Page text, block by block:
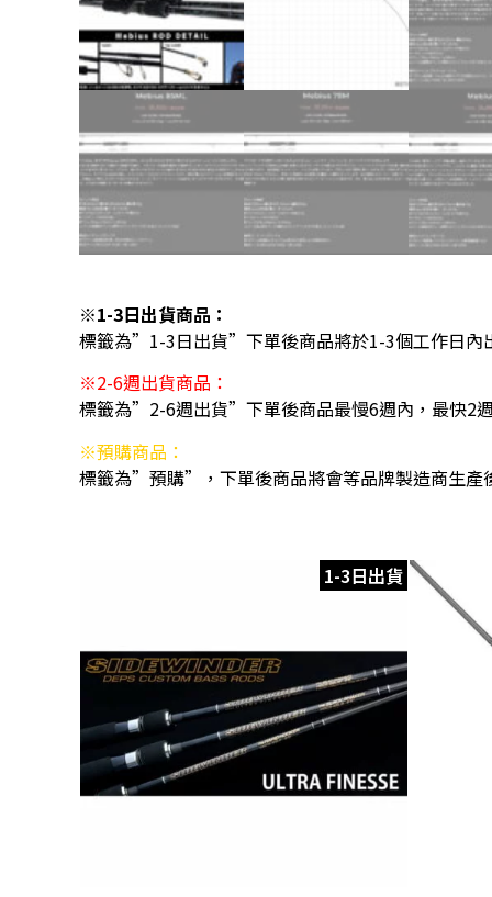
※1-3日出貨商品：
標籤為”1-3日出貨”下單後商品將於1-3個工作日內
※2-6週出貨商品：
標籤為”2-6週出貨”下單後商品最慢6週內，最快2
※預購商品：
標籤為”預購”，下單後商品將會等品牌製造商生產
1-3日出貨